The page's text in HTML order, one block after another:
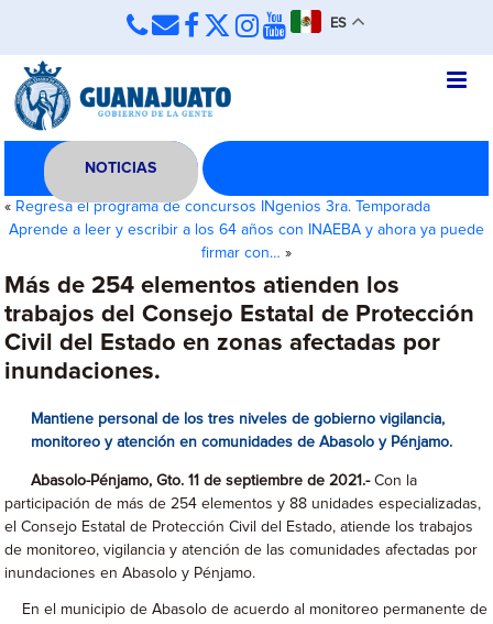
ES
NOTICIAS
« Regresa el programa de concursos INgenios 3ra. Temporada
Aprende a leer y escribir a los 64 años con INAEBA y ahora ya puede
firmar con… »
Más de 254 elementos atienden los
trabajos del Consejo Estatal de Protección
Civil del Estado en zonas afectadas por
inundaciones.
Mantiene personal de los tres niveles de gobierno vigilancia,
monitoreo y atención en comunidades de Abasolo y Pénjamo.
Abasolo-Pénjamo, Gto. 11 de septiembre de 2021.-Con la
participación de más de 254 elementos y 88 unidades especializadas,
el Consejo Estatal de Protección Civil del Estado, atiende los trabajos
de monitoreo, vigilancia y atención de las comunidades afectadas por
inundaciones en Abasolo y Pénjamo.
En el municipio de Abasolo de acuerdo al monitoreo permanente de